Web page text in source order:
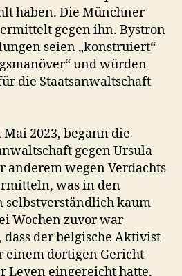
haben. Die Münchner
gegen ihn. Bystron
seien „konstruiert“
und würden
die Staatsanwaltschaft
2023, begann die
gegen Ursula
anderem wegen Verdachts
was in den
kaum
Wochen zuvor war
der belgische Aktivist
einem dortigen Gericht
Leyen eingereicht hatte.